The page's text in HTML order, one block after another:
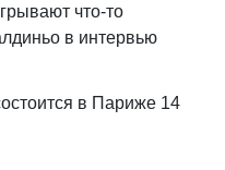
что-то
в интервью
в Париже 14